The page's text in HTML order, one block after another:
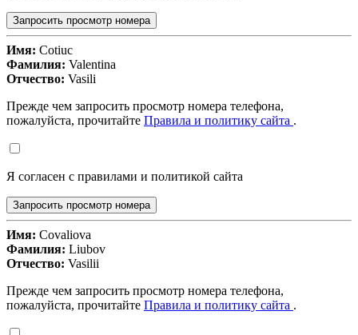
Запросить просмотр номера
Имя: Cotiuc
Фамилия: Valentina
Отчество: Vasili
Прежде чем запросить просмотр номера телефона,
пожалуйста, прочитайте Правила и политику сайта .
Я согласен с правилами и политикой сайта
Запросить просмотр номера
Имя: Covaliova
Фамилия: Liubov
Отчество: Vasilii
Прежде чем запросить просмотр номера телефона,
пожалуйста, прочитайте Правила и политику сайта .